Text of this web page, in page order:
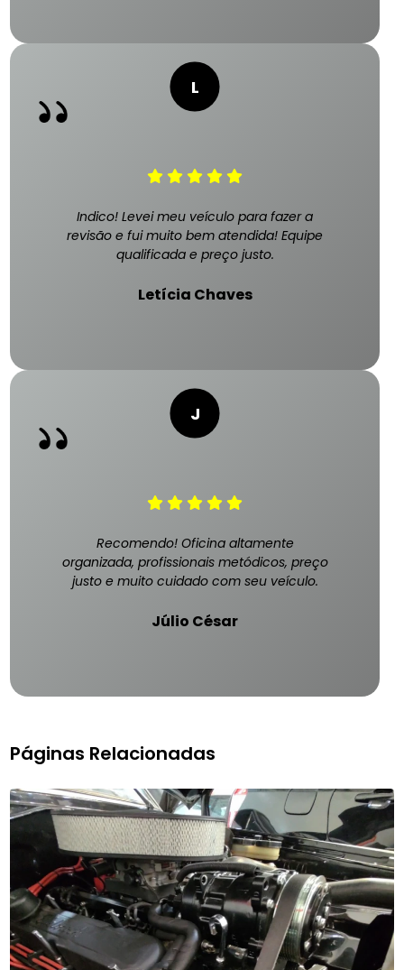
Indico! Levei meu veículo para fazer a
revisão e fui muito bem atendida! Equipe
qualificada e preço justo.
Letícia Chaves
Recomendo! Oficina altamente
organizada, profissionais metódicos, preço
justo e muito cuidado com seu veículo.
Júlio César
Páginas Relacionadas